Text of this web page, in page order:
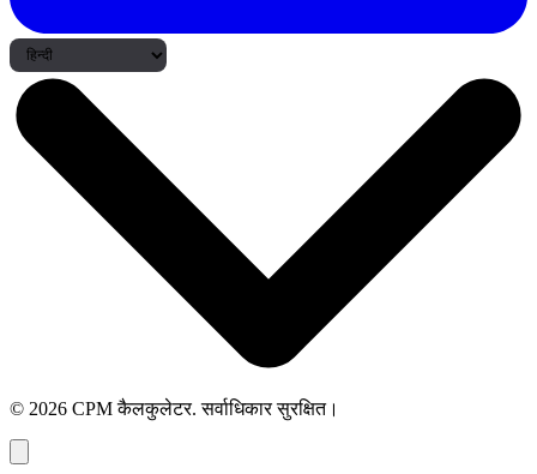
© 2026 CPM कैलकुलेटर. सर्वाधिकार सुरक्षित।